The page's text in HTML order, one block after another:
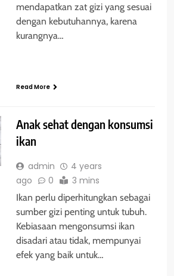
mendapatkan zat gizi yang sesuai
dengan kebutuhannya, karena
kurangnya…
Read More
Anak sehat dengan konsumsi
ikan
admin
4 years
ago
0 3 mins
Ikan perlu diperhitungkan sebagai
sumber gizi penting untuk tubuh.
Kebiasaan mengonsumsi ikan
disadari atau tidak, mempunyai
efek yang baik untuk…